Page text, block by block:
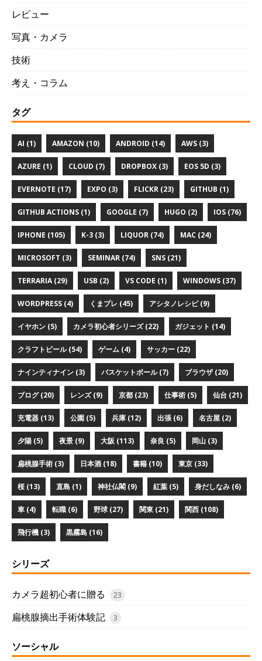
レビュー
写真・カメラ
技術
考え・コラム
タグ
AI (1) AMAZON (10) ANDROID (14) AWS (3)
AZURE (1) CLOUD (7) DROPBOX (3) EOS 5D (3)
EVERNOTE (17) EXPO (3) FLICKR (23) GITHUB (1)
GITHUB ACTIONS (1) GOOGLE (7) HUGO (2) IOS (76)
IPHONE (105) K-3 (3) LIQUOR (74) MAC (24)
MICROSOFT (3) SEMINAR (74) SNS (21)
TERRARIA (29) USB (2) VS CODE (1) WINDOWS (37)
WORDPRESS (4) くまプレ (45) アシタノレシピ (9)
イヤホン (5) カメラ初心者シリーズ (22) ガジェット (14)
クラフトビール (54) ゲーム (4) サッカー (22)
ナインティナイン (3) バスケットボール (7) ブラウザ (20)
ブログ (20) レンズ (9) 京都 (23) 仕事術 (5) 仙台 (21)
充電器 (13) 公園 (5) 兵庫 (12) 出張 (6) 名古屋 (2)
夕陽 (5) 夜景 (9) 大阪 (113) 奈良 (5) 岡山 (3)
扁桃腺手術 (3) 日本酒 (18) 書籍 (10) 東京 (33)
桜 (13) 直島 (1) 神社仏閣 (9) 紅葉 (5) 身だしなみ (6)
車 (4) 転職 (6) 野球 (27) 関東 (21) 関西 (108)
飛行機 (3) 黒霧島 (16)
シリーズ
カメラ超初心者に贈る 23
扁桃腺摘出手術体験記 3
ソーシャル